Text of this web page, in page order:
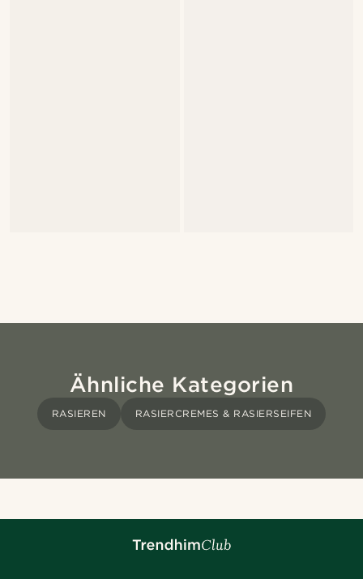
Ähnliche Kategorien
RASIEREN RASIERCREMES & RASIERSEIFEN